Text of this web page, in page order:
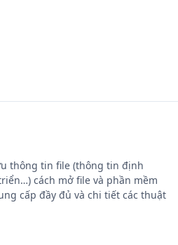
thông tin file (thông tin định
cách mở file và phần mềm
cấp đầy đủ và chi tiết các thuật